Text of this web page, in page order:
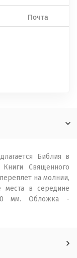
Почта
Библия в
Священного
на молнии,
места в середине
мм. Обложка -